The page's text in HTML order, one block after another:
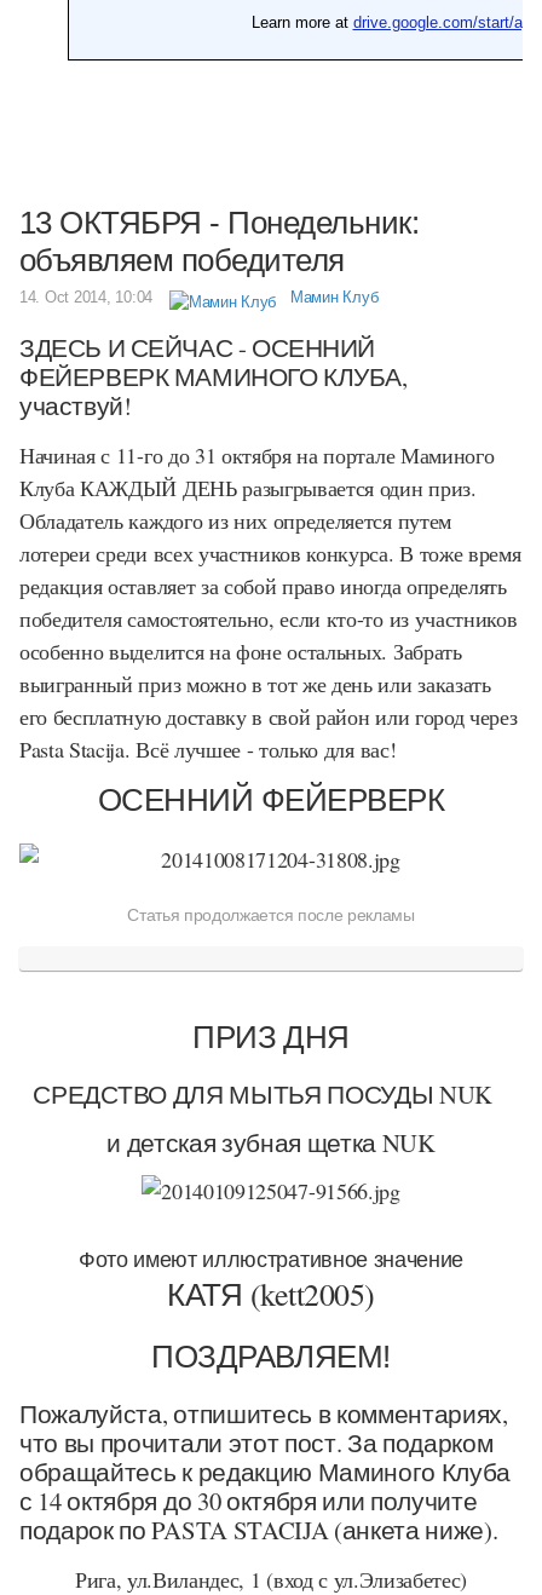
13 ОКТЯБРЯ - Понедельник:
объявляем победителя
14. Oct 2014, 10:04 Мамин Клуб
ЗДЕСЬ И СЕЙЧАС - ОСЕННИЙ
ФЕЙЕРВЕРК МАМИНОГО КЛУБА,
участвуй!
Начиная с 11-го до 31 октября на портале Маминого
Клуба КАЖДЫЙ ДЕНЬ разыгрывается один приз.
Обладатель каждого из них определяется путем
лотереи среди всех участников конкурса. В тоже время
редакция оставляет за собой право иногда определять
победителя самостоятельно, если кто-то из участников
особенно выделится на фоне остальных. Забрать
выигранный приз можно в тот же день или заказать
его бесплатную доставку в свой район или город через
Pasta Stacija. Всё лучшее - только для вас!
ОСЕННИЙ ФЕЙЕРВЕРК
Статья продолжается после рекламы
ПРИЗ ДНЯ
СРЕДСТВО ДЛЯ МЫТЬЯ ПОСУДЫ NUK
и детская зубная щетка NUK
Фото имеют иллюстративное значение
КАТЯ (kett2005)
ПОЗДРАВЛЯЕМ!
Пожалуйста, отпишитесь в комментариях,
что вы прочитали этот пост. За подарком
обращайтесь к редакцию Маминого Клуба
с 14 октября до 30 октября или получите
подарок по PASTA STACIJA (анкета ниже).
Рига, ул.Виландес, 1 (вход с ул.Элизабетес)